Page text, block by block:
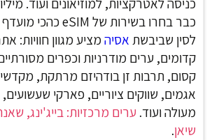
כבר בחרו בשירות של eSIM כהכי מועדף ומשתלם.
לסין שביבשתאסיהמציע מגוון חוויות:
קדומים, ערים מודרניות וכפרים
קסום, תרבות זן בודהיזם מרתקת,
אגמים, שווקים ציוריים, פארקי
מעולה ועוד.ערים מרכזיות: בייג'ינג,
שיאן.